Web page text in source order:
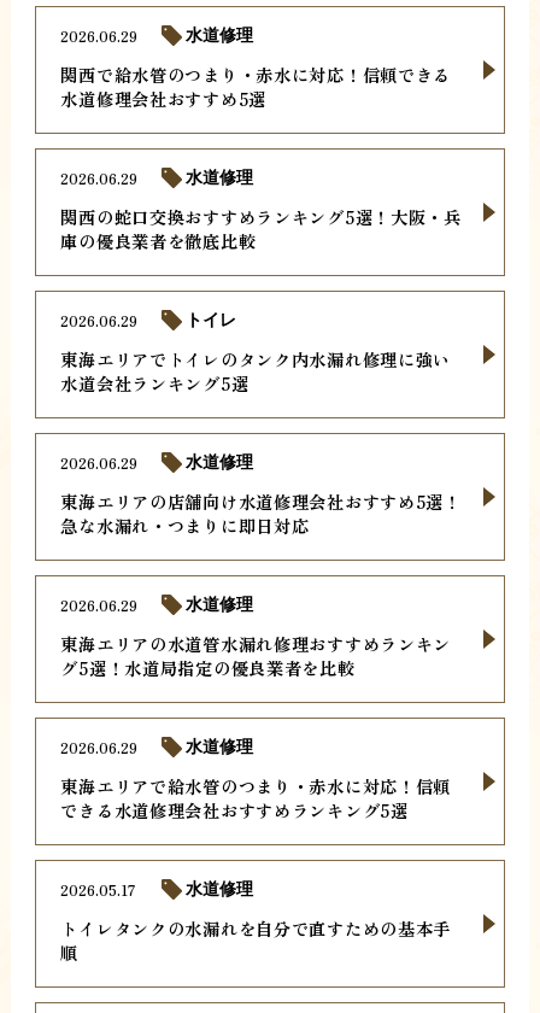
関西で給水管のつまり・赤水に対応！信頼できる
水道修理会社おすすめ5選
2026.06.29 水道修理
関西の蛇口交換おすすめランキング5選！大阪・兵
庫の優良業者を徹底比較
2026.06.29 水道修理
東海エリアでトイレのタンク内水漏れ修理に強い
水道会社ランキング5選
2026.06.29 トイレ
東海エリアの店舗向け水道修理会社おすすめ5選！
急な水漏れ・つまりに即日対応
2026.06.29 水道修理
東海エリアの水道管水漏れ修理おすすめランキン
グ5選！水道局指定の優良業者を比較
2026.06.29 水道修理
東海エリアで給水管のつまり・赤水に対応！信頼
できる水道修理会社おすすめランキング5選
2026.06.29 水道修理
トイレタンクの水漏れを自分で直すための基本手
順
2026.05.17 水道修理